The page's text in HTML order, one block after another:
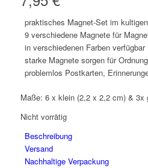
praktisches Magnet-Set im
9 verschiedene Magnete für
in verschiedenen Farben verfügbar
starke Magnete sorgen für
problemlos Postkarten,
Maße: 6 x klein (2,2 x 2,2 cm) & 3x
Nicht vorrätig
Beschreibung
Versand
Nachhaltige Verpackung